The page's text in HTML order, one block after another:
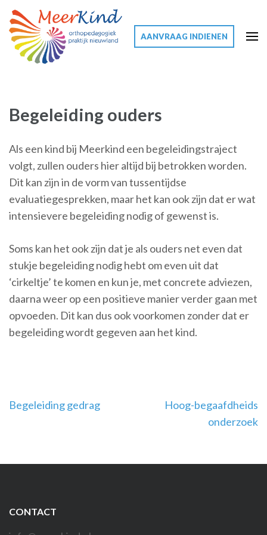
AANVRAAG INDIENEN
Begeleiding ouders
Als een kind bij Meerkind een begeleidingstraject
volgt, zullen ouders hier altijd bij betrokken worden.
Dit kan zijn in de vorm van tussentijdse
evaluatiegesprekken, maar het kan ook zijn dat er wat
intensievere begeleiding nodig of gewenst is.
Soms kan het ook zijn dat je als ouders net even dat
stukje begeleiding nodig hebt om even uit dat
‘cirkeltje’ te komen en kun je, met concrete adviezen,
daarna weer op een positieve manier verder gaan met
opvoeden. Dit kan dus ook voorkomen zonder dat er
begeleiding wordt gegeven aan het kind.
Bericht
Begeleiding gedrag
Hoog-begaafdheids
onderzoek
CONTACT